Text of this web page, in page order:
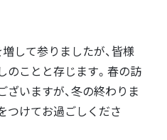
して参りましたが、皆様
のことと存じます。春の訪
いますが、冬の終わりま
つけてお過ごしくださ